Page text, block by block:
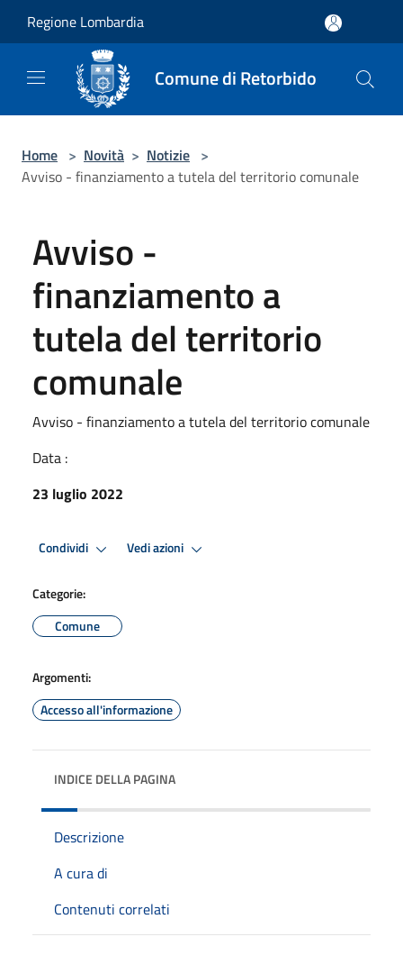
Regione Lombardia
Comune di Retorbido
Home > Novità > Notizie >
Avviso - finanziamento a tutela del territorio comunale
Avviso -
finanziamento a
tutela del territorio
comunale
Avviso - finanziamento a tutela del territorio comunale
Data :
23 luglio 2022
Condividi Vedi azioni
Categorie:
Comune
Argomenti:
Accesso all'informazione
INDICE DELLA PAGINA
Descrizione
A cura di
Contenuti correlati